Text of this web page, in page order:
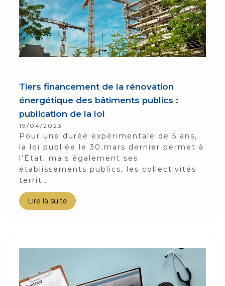
Tiers financement de la rénovation
énergétique des bâtiments publics :
publication de la loi
19/04/2023
Pour une durée expérimentale de 5 ans,
la loi publiée le 30 mars dernier permet à
l’État, mais également ses
établissements publics, les collectivités
territ...
Lire la suite